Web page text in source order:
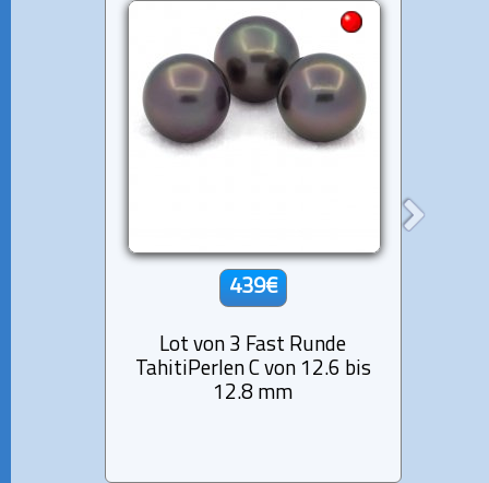
439€
Lot von 3 Fast Runde
TahitiPerlen C von 12.6 bis
12.8 mm